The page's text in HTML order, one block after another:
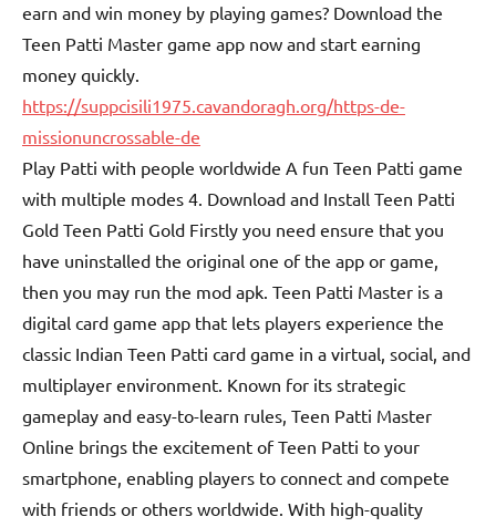
earn and win money by playing games? Download the
Teen Patti Master game app now and start earning
money quickly.
https://suppcisili1975.cavandoragh.org/https-de-
missionuncrossable-de
Play Patti with people worldwide A fun Teen Patti game
with multiple modes 4. Download and Install Teen Patti
Gold Teen Patti Gold Firstly you need ensure that you
have uninstalled the original one of the app or game,
then you may run the mod apk. Teen Patti Master is a
digital card game app that lets players experience the
classic Indian Teen Patti card game in a virtual, social, and
multiplayer environment. Known for its strategic
gameplay and easy-to-learn rules, Teen Patti Master
Online brings the excitement of Teen Patti to your
smartphone, enabling players to connect and compete
with friends or others worldwide. With high-quality